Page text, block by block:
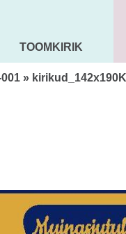
MAARJA KIRIK
TOOMKIRIK
»